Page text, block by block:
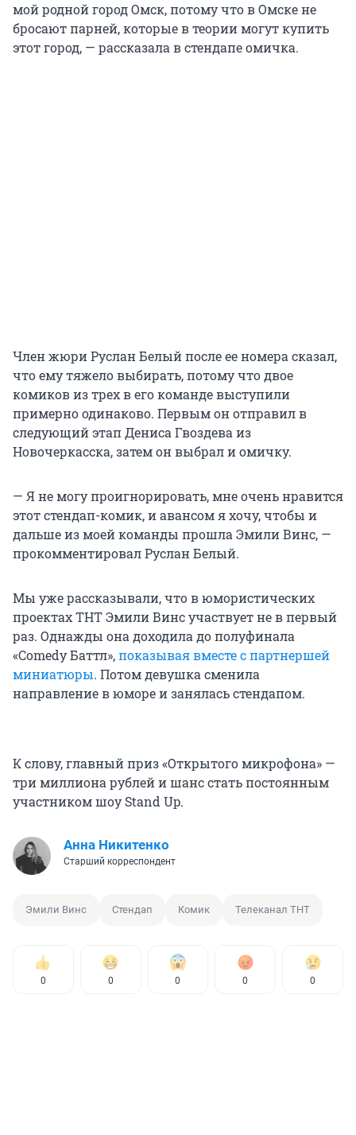
мой родной город Омск, потому что в Омске не
бросают парней, которые в теории могут купить
этот город, — рассказала в стендапе омичка.
Член жюри Руслан Белый после ее номера сказал,
что ему тяжело выбирать, потому что двое
комиков из трех в его команде выступили
примерно одинаково. Первым он отправил в
следующий этап Дениса Гвоздева из
Новочеркасска, затем он выбрал и омичку.
— Я не могу проигнорировать, мне очень нравится
этот стендап-комик, и авансом я хочу, чтобы и
дальше из моей команды прошла Эмили Винс, —
прокомментировал Руслан Белый.
Мы уже рассказывали, что в юмористических
проектах ТНТ Эмили Винс участвует не в первый
раз. Однажды она доходила до полуфинала
«Comedy Баттл»,показывая вместе с партнершей
миниатюры. Потом девушка сменила
направление в юморе и занялась стендапом.
К слову, главный приз «Открытого микрофона» —
три миллиона рублей и шанс стать постоянным
участником шоу Stand Up.
Анна Никитенко
Старший корреспондент
Эмили Винс Стендап Комик Телеканал ТНТ
0 0 0 0 0